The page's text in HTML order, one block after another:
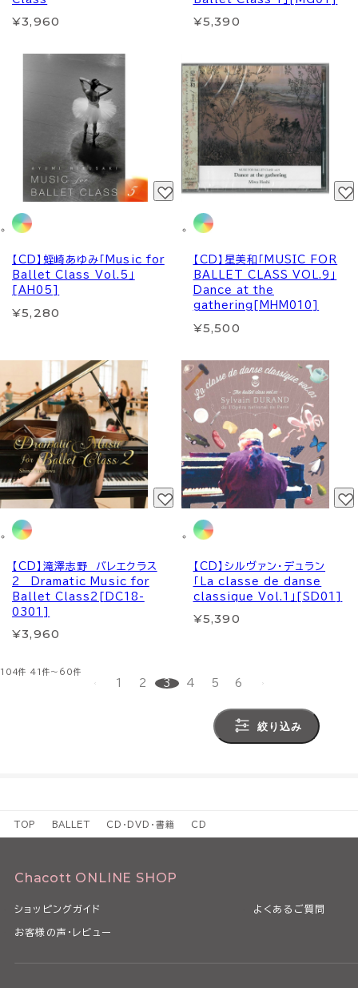
¥3,960 ¥5,390
【CD】蛭崎あゆみ「Music for
Ballet Class Vol.5」
[AH05]
¥5,280
【CD】星美和「MUSIC FOR
BALLET CLASS VOL.9」
Dance at the
gathering[MHM010]
¥5,500
【CD】滝澤志野 バレエクラス
2 Dramatic Music for
Ballet Class2[DC18-
0301]
¥3,960
【CD】シルヴァン・デュラン
「La classe de danse
classique Vol.1」[SD01]
¥5,390
104件 41件～60件
1 2 3 4 5 6
絞り込み
TOP BALLET CD・DVD・書籍 CD
Chacott ONLINE SHOP
ショッピングガイド よくあるご質問
お客様の声・レビュー